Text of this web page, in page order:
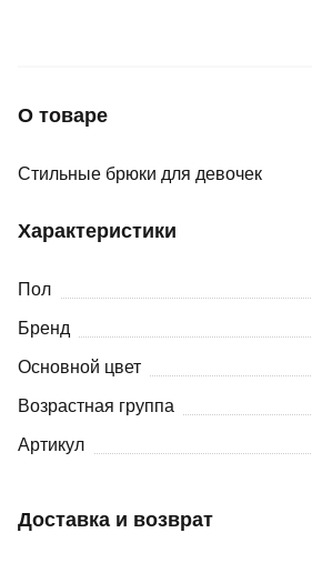
Доставка и возврат
О товаре
Стильные брюки для девочек
Характеристики
Пол
Бренд
Основной цвет
Возрастная группа
Артикул
недели
8 800 302-02-51